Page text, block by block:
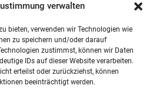
verwalten
bieten, verwenden wir Technologien wie
zu speichern und/oder darauf
zustimmst, können wir Daten
IDs auf dieser Website verarbeiten.
erteilst oder zurückziehst, können
beeinträchtigt werden.
Richtlinie (EU)
Land Bremen
27/29
Bremen